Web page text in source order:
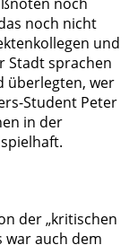
noch nicht
und
Stadt sprachen
überlegten, wer
Student Peter
in der
der „kritischen
war auch dem